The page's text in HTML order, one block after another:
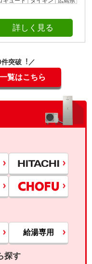
詳しく見る
突破︕／
覧はこちら
給湯専用
探す